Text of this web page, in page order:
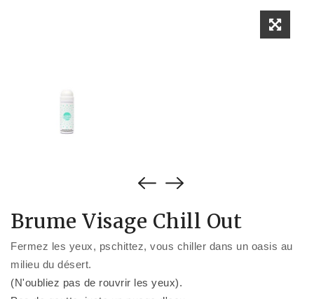
Brume Visage Chill Out
Fermez les yeux, pschittez, vous chiller dans un oasis au
milieu du désert.
(N'oubliez pas de rouvrir les yeux).